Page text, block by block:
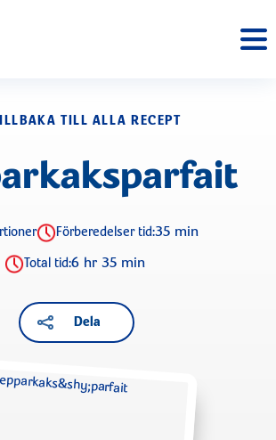
TILL ALLA RECEPT
Förberedelser tid:35 min
Total tid:6 hr 35 min
Dela